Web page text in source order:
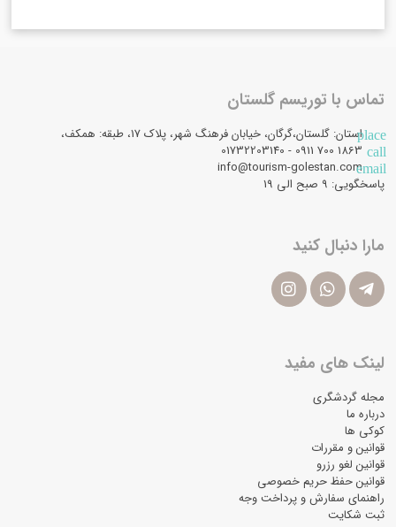
تماس با توریسم گلستان
placeاستان: گلستان،گرگان، خیابان فرهنگ شهر، پلاک 17، طبقه: همکف،
call
email
info@tourism-golestan.com
پاسخگویی: ۹ صبح الی 19
مارا دنبال کنید
لینک های مفید
مجله گردشگری
درباره ما
کوکی ها
قوانین و مقررات
قوانین لغو رزرو
قوانین حفظ حریم خصوصی
راهنمای سفارش و پرداخت وجه
ثبت شکایت